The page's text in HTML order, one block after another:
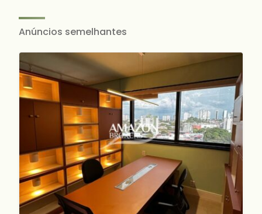
Anúncios semelhantes